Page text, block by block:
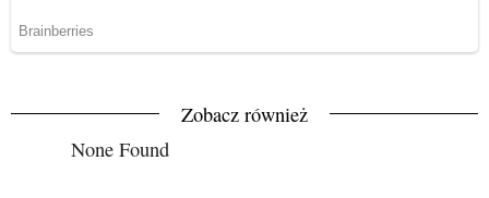
Zobacz również
None Found